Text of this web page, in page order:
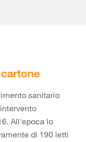
sanitario
All'epoca lo
di 190 letti